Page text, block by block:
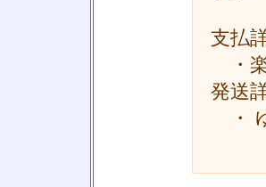
支払
・
発送
・